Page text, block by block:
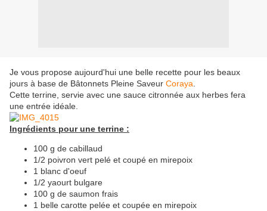
Je vous propose aujourd'hui une belle recette pour les beaux
jours à base de Bâtonnets Pleine Saveur Coraya
Cette terrine, servie avec une sauce citronnée aux herbes fera
une entrée idéale.
Ingrédients pour une terrine :
100 g de cabillaud
1/2 poivron vert pelé et coupé en mirepoix
1 blanc d'oeuf
1/2 yaourt bulgare
100 g de saumon frais
1 belle carotte pelée et coupée en mirepoix